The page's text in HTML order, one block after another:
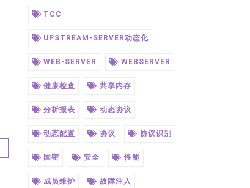
TCC
UPSTREAM-SERVER动态化
WEB-SERVER WEBSERVER
健康检查 共享内存
分析报表 动态协议
动态配置 协议 协议识别
国密 安全 性能
成员维护 故障注入